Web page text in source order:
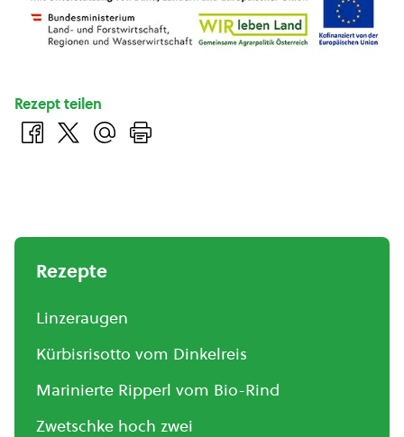
Rezept teilen
Rezepte
Linzeraugen
Kürbisrisotto vom Dinkelreis
Marinierte Ripperl vom Bio-Rind
Zwetschke hoch zwei